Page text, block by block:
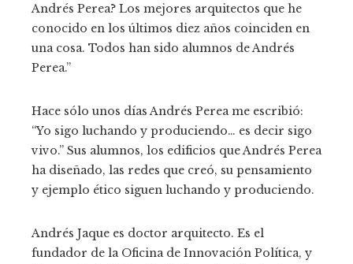
Andrés Perea? Los mejores arquitectos que he
conocido en los últimos diez años coinciden en
una cosa. Todos han sido alumnos de Andrés
Perea.”
Hace sólo unos días Andrés Perea me escribió:
“Yo sigo luchando y produciendo… es decir sigo
vivo.” Sus alumnos, los edificios que Andrés Perea
ha diseñado, las redes que creó, su pensamiento
y ejemplo ético siguen luchando y produciendo.
Andrés Jaque es doctor arquitecto. Es el
fundador de la Oficina de Innovación Política, y